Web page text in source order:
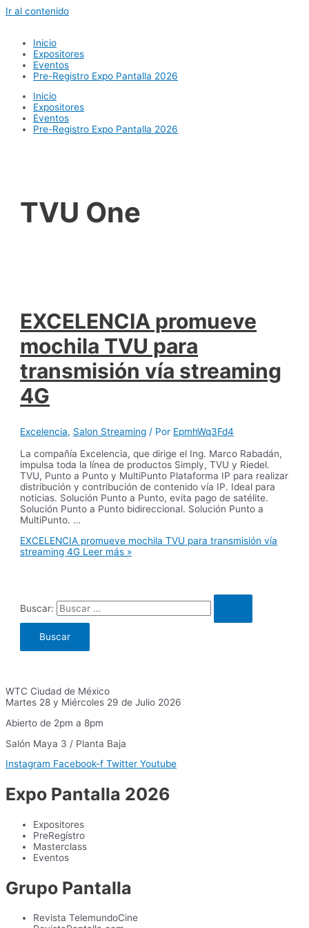
Ir al contenido
Inicio
Expositores
Eventos
Pre-Registro Expo Pantalla 2026
Inicio
Expositores
Eventos
Pre-Registro Expo Pantalla 2026
TVU One
EXCELENCIA promueve
mochila TVU para
transmisión vía streaming
4G
Excelencia, Salon Streaming / Por EpmhWq3Fd4
La compañía Excelencia, que dirige el Ing. Marco Rabadán,
impulsa toda la línea de productos Simply, TVU y Riedel.
TVU, Punto a Punto y MultiPunto Plataforma IP para realizar
distribución y contribución de contenido vía IP. Ideal para
noticias. Solución Punto a Punto, evita pago de satélite.
Solución Punto a Punto bidireccional. Solución Punto a
MultiPunto. …
EXCELENCIA promueve mochila TVU para transmisión vía
streaming 4G Leer más »
Buscar:
WTC Ciudad de México
Martes 28 y Miércoles 29 de Julio 2026
Abierto de 2pm a 8pm
Salón Maya 3 / Planta Baja
Instagram Facebook-f Twitter Youtube
Expo Pantalla 2026
Expositores
PreRegístro
Masterclass
Eventos
Grupo Pantalla
Revista TelemundoCine